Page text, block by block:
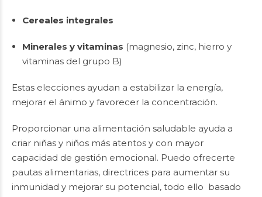
Cereales integrales
Minerales y vitaminas (magnesio, zinc, hierro y
vitaminas del grupo B)
Estas elecciones ayudan a estabilizar la energía,
mejorar el ánimo y favorecer la concentración.
Proporcionar una alimentación saludable ayuda a
criar niñas y niños más atentos y con mayor
capacidad de gestión emocional. Puedo ofrecerte
pautas alimentarias, directrices para aumentar su
inmunidad y mejorar su potencial, todo ello basado